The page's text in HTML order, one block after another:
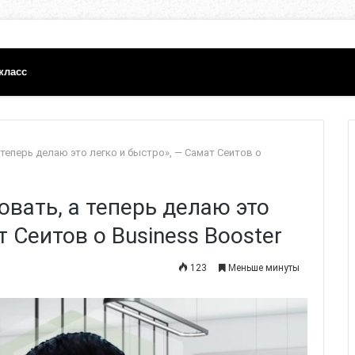
делаю это легко и быстро», — Самат Сеитов о
а теперь делаю это
о Business Booster
123 Меньше минуты